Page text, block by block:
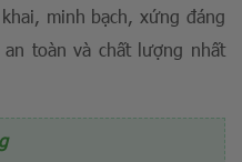
minh bạch, xứng đáng
toàn và chất lượng nhất